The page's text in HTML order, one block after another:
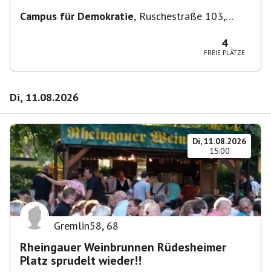
Campus für Demokratie, Ruschestraße 103,
4
FREIE PLÄTZE
Di, 11.08.2026
Di, 11.08.2026
15:00
Gremlin58, 68
Rheingauer Weinbrunnen Rüdesheimer
Platz sprudelt wieder!!